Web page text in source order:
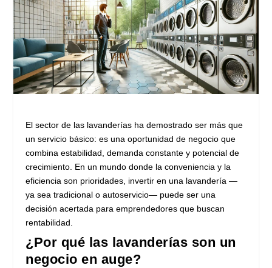
El sector de las lavanderías ha demostrado ser más que
un servicio básico: es una oportunidad de negocio que
combina estabilidad, demanda constante y potencial de
crecimiento. En un mundo donde la conveniencia y la
eficiencia son prioridades, invertir en una lavandería —
ya sea tradicional o autoservicio— puede ser una
decisión acertada para emprendedores que buscan
rentabilidad.
¿Por qué las lavanderías son un
negocio en auge?